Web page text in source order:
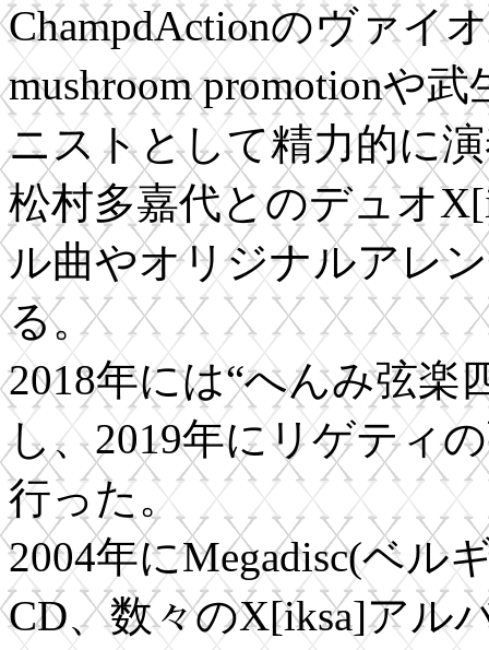
ChampdActionのヴァイ
mushroom promotionや
ニストとして精力的に
松村多嘉代とのデュオ
ル曲やオリジナルアレ
る。
2018年には“へんみ弦楽
し、2019年にリゲティ
行った。
2004年にMegadisc(ベル
CD、数々のX[iksa]アル